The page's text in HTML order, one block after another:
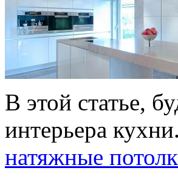
В этой статье,
интерьера
натяжные